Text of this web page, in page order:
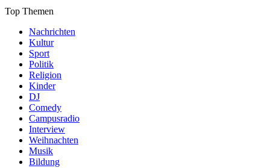
Top Themen
Nachrichten
Kultur
Sport
Politik
Religion
Kinder
DJ
Comedy
Campusradio
Interview
Weihnachten
Musik
Bildung